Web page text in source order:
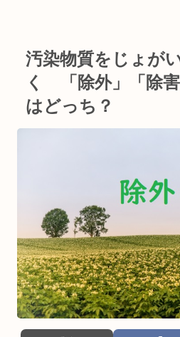
汚染物質をじょが
く 「除外」「除
はどっち？